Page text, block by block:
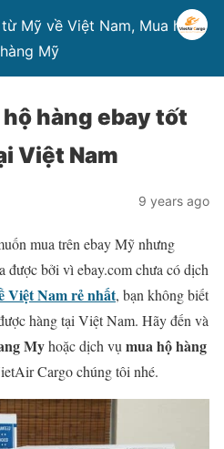
Mỹ về Việt Nam, Mua hàng
Mỹ
hàng ebay tốt
Việt Nam
9 years ago
mua trên ebay Mỹ nhưng
được bởi vì ebay.com chưa có dịch
Việt Nam rẻ nhất, bạn không biết
hàng tại Việt Nam. Hãy đến và
Myhoặc dịch vụ mua hộ hàng
Cargo chúng tôi nhé.